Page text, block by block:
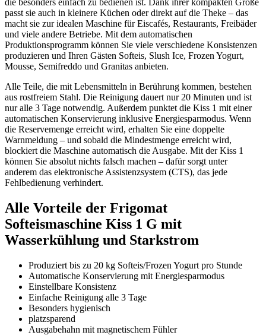
die besonders einfach zu bedienen ist. Dank ihrer kompakten Größe
passt sie auch in kleinere Küchen oder direkt auf die Theke – das
macht sie zur idealen Maschine für Eiscafés, Restaurants, Freibäder
und viele andere Betriebe. Mit dem automatischen
Produktionsprogramm können Sie viele verschiedene Konsistenzen
produzieren und Ihren Gästen Softeis, Slush Ice, Frozen Yogurt,
Mousse, Semifreddo und Granitas anbieten.
Alle Teile, die mit Lebensmitteln in Berührung kommen, bestehen
aus rostfreiem Stahl. Die Reinigung dauert nur 20 Minuten und ist
nur alle 3 Tage notwendig. Außerdem punktet die Kiss 1 mit einer
automatischen Konservierung inklusive Energiesparmodus. Wenn
die Reservemenge erreicht wird, erhalten Sie eine doppelte
Warnmeldung – und sobald die Mindestmenge erreicht wird,
blockiert die Maschine automatisch die Ausgabe. Mit der Kiss 1
können Sie absolut nichts falsch machen – dafür sorgt unter
anderem das elektronische Assistenzsystem (CTS), das jede
Fehlbedienung verhindert.
Alle Vorteile der Frigomat
Softeismaschine Kiss 1 G mit
Wasserkühlung und Starkstrom
Produziert bis zu 20 kg Softeis/Frozen Yogurt pro Stunde
Automatische Konservierung mit Energiesparmodus
Einstellbare Konsistenz
Einfache Reinigung alle 3 Tage
Besonders hygienisch
platzsparend
Ausgabehahn mit magnetischem Fühler